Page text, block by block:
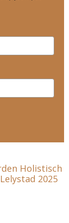
Holistisch
2025